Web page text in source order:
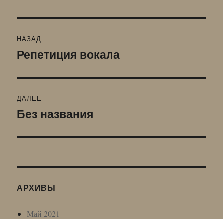
по
НАЗАД
Предыдущая
Репетиция вокала
ДАЛЕЕ
Следующая
Без названия
АРХИВЫ
Май 2021